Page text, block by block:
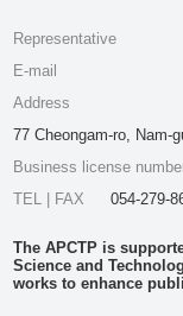
Representative
E-mail
Address
77 Cheongam-ro, Nam-
Business license
TEL | FAX
054-279-
The APCTP is
Science and
works to enhance